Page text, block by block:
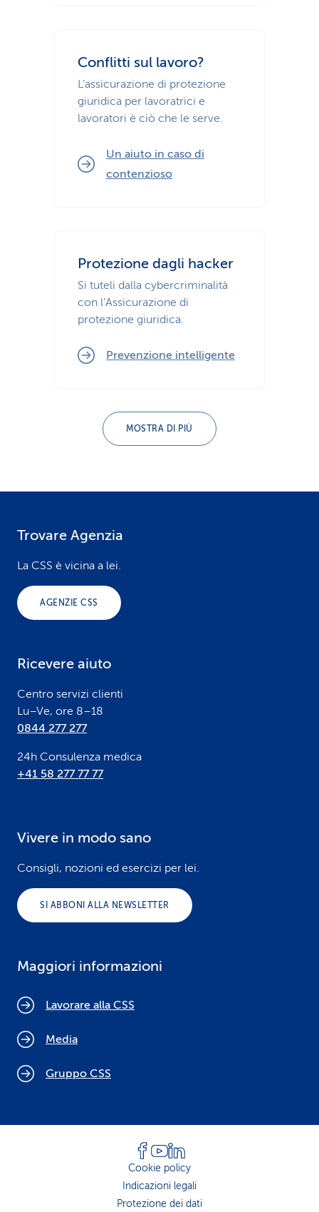
Conflitti sul lavoro?
L’assicurazione di protezione
giuridica per lavoratrici e
lavoratori è ciò che le serve.
Un aiuto in caso di
contenzioso
Protezione dagli hacker
Si tuteli dalla cybercriminalità
con l’Assicurazione di
protezione giuridica.
Prevenzione intelligente
MOSTRA DI PIÙ
Trovare Agenzia
La CSS è vicina a lei.
AGENZIE CSS
Ricevere aiuto
Centro servizi clienti
Lu–Ve, ore 8–18
0844 277 277
24h Consulenza medica
+41 58 277 77 77
Vivere in modo sano
Consigli, nozioni ed esercizi per lei.
SI ABBONI ALLA NEWSLETTER
Maggiori informazioni
Lavorare alla CSS
Media
Gruppo CSS
Cookie policy
Indicazioni legali
Protezione dei dati